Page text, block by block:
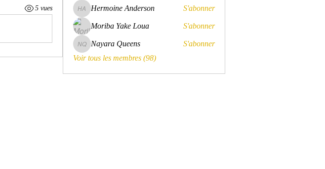
5 vues
Hermoine Anderson
Hermoine Anderson S'abonner
Moriba Yake Loua S'abonner
Nayara Queens
Nayara Queens
S'abonner
Voir tous les membres (98)